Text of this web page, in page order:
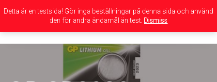
navigation
Detta är en testsida! Gör inga beställningar på denna sida och använd
den för andra ändamål än test. Dismiss